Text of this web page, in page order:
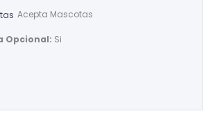
Acepta Mascotas
Opcional: Si